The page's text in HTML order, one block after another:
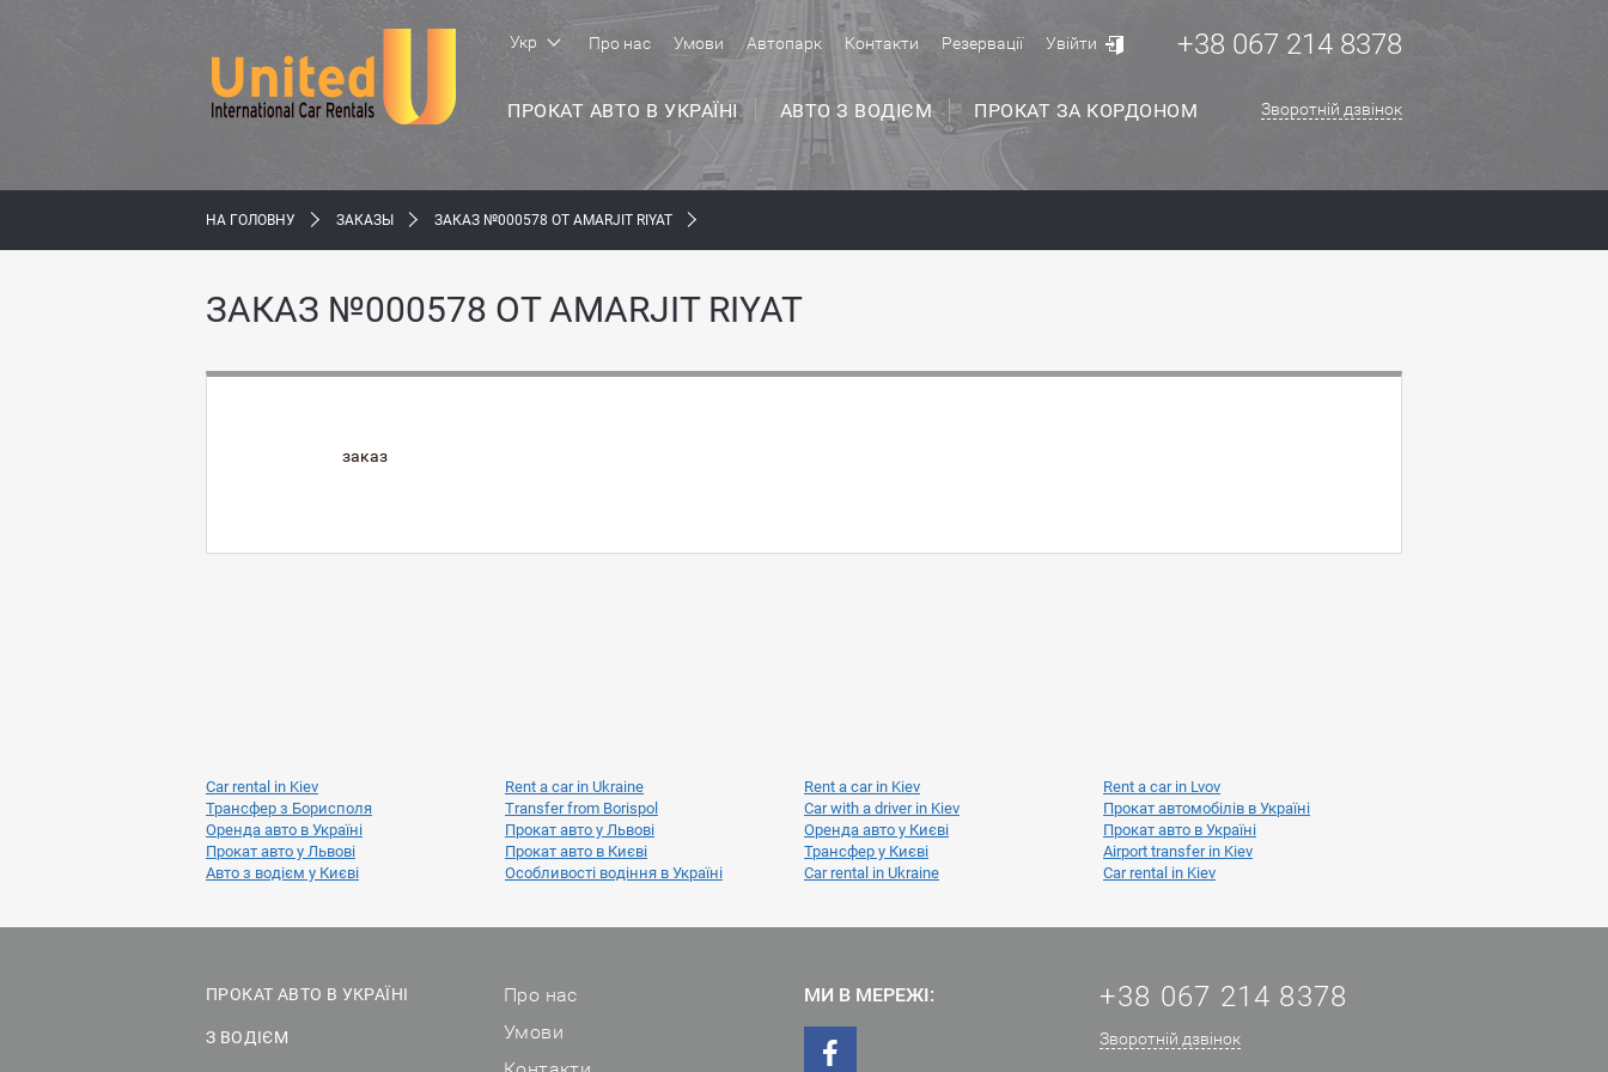
Укр
ПРОКАТ АВТО В УКРАЇНІ АВТО З ВОДІЄМ ПРОКАТ ЗА КОРДОНОМ
Про нас Умови Автопарк Контакти Резервації Увійти +38 067 214 8378
Зворотній дзвінок
НА ГОЛОВНУ ЗАКАЗЫ ЗАКАЗ №000578 ОТ AMARJIT RIYAT
ЗАКАЗ №000578 ОТ AMARJIT RIYAT
заказ
Car rental in Kiev Rent a car in Ukraine Rent a car in Kiev
Rent a car in Lvov
Трансфер з Борисполя
Transfer from Borispol Car with a driver in Kiev
Прокат автомобілів в Україні
Оренда авто в Україні
Прокат авто у Львові Оренда авто у Києві
Прокат авто в Україні
Прокат авто у Львові
Прокат авто в Києві Трансфер у Києві
Airport transfer in Kiev
Авто з водієм у Києві
Особливості водіння в Україні Car rental in Ukraine Car rental in Kiev
ПРОКАТ АВТО В УКРАЇНІ
З ВОДІЄМ
Про нас
Умови
МИ В МЕРЕЖІ: +38 067 214 8378
Зворотній дзвінок